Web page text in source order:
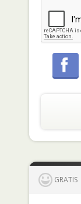
GRATIS